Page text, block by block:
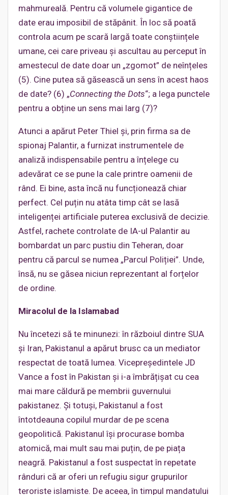
mahmureală. Pentru că volumele gigantice de
date erau imposibil de stăpânit. În loc să poată
controla acum pe scară largă toate conștiințele
umane, cei care priveau și ascultau au perceput în
amestecul de date doar un „zgomot” de neînțeles
(5). Cine putea să găsească un sens în acest haos
de date? (6) „Connecting the Dots“; a lega punctele
pentru a obține un sens mai larg (7)?
Atunci a apărut Peter Thiel și, prin firma sa de
spionaj Palantir, a furnizat instrumentele de
analiză indispensabile pentru a înțelege cu
adevărat ce se pune la cale printre oamenii de
rând. Ei bine, asta încă nu funcționează chiar
perfect. Cel puțin nu atâta timp cât se lasă
inteligenței artificiale puterea exclusivă de decizie.
Astfel, rachete controlate de IA-ul Palantir au
bombardat un parc pustiu din Teheran, doar
pentru că parcul se numea „Parcul Poliției”. Unde,
însă, nu se găsea niciun reprezentant al forțelor
de ordine.
Miracolul de la Islamabad
Nu încetezi să te minunezi: în războiul dintre SUA
și Iran, Pakistanul a apărut brusc ca un mediator
respectat de toată lumea. Vicepreședintele JD
Vance a fost în Pakistan și i-a îmbrățișat cu cea
mai mare căldură pe membrii guvernului
pakistanez. Și totuși, Pakistanul a fost
întotdeauna copilul murdar de pe scena
geopolitică. Pakistanul își procurase bomba
atomică, mai mult sau mai puțin, de pe piața
neagră. Pakistanul a fost suspectat în repetate
rânduri că ar oferi un refugiu sigur grupurilor
teroriste islamiste. De aceea, în timpul mandatului